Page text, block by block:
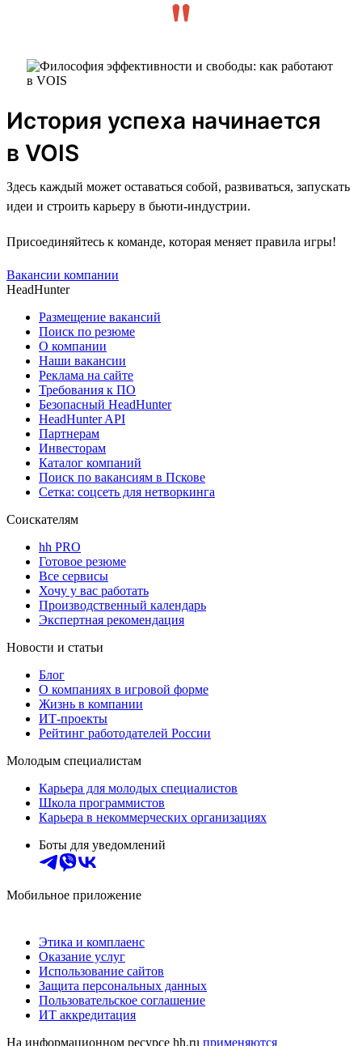
История успеха начинается
в VOIS
Здесь каждый может оставаться собой, развиваться, запускать
идеи и строить карьеру в бьюти-индустрии.
Присоединяйтесь к команде, которая меняет правила игры!
Вакансии компании
HeadHunter
Размещение вакансий
Поиск по резюме
О компании
Наши вакансии
Реклама на сайте
Требования к ПО
Безопасный HeadHunter
HeadHunter API
Партнерам
Инвесторам
Каталог компаний
Поиск по вакансиям в Пскове
Сетка: соцсеть для нетворкинга
Соискателям
hh PRO
Готовое резюме
Все сервисы
Хочу у вас работать
Производственный календарь
Экспертная рекомендация
Новости и статьи
Блог
О компаниях в игровой форме
Жизнь в компании
ИТ-проекты
Рейтинг работодателей России
Молодым специалистам
Карьера для молодых специалистов
Школа программистов
Карьера в некоммерческих организациях
Боты для уведомлений
Мобильное приложение
Этика и комплаенс
Оказание услуг
Использование сайтов
Защита персональных данных
Пользовательское соглашение
ИТ аккредитация
На информационном ресурсе hh.ru применяются